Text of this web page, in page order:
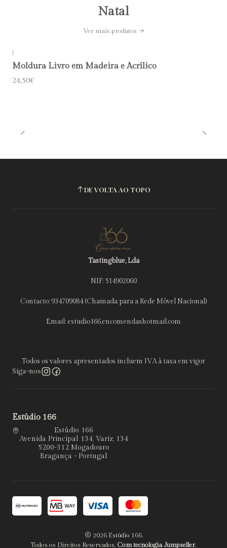
Natal
Ver mais produtos
Moldura Livro em Madeira e Acrílico
24,50€
DE VOLTA AO TOPO
Tastingblue, Lda
NIF: 514902060
Contacto: 934709084 (Chamada para a Rede Móvel Nacional)
Email: estudio166.encomendashotmail.com
Todos os valores apresentados incluem IVA à taxa em vigor
Siga-nos
Estúdio 166
Estúdio 166
Avenida Principal 134, Variz, 134
5200-312 Mogadouro
Bragança - Portugal
2026 Estúdio 166.
Todos os Direitos Reservados. Com tecnologia Jumpseller.